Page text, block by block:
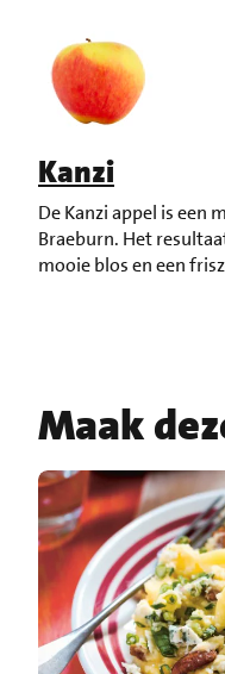
Kanzi
De Kanzi appel is een
Braeburn. Het
mooie blos en een
Maak